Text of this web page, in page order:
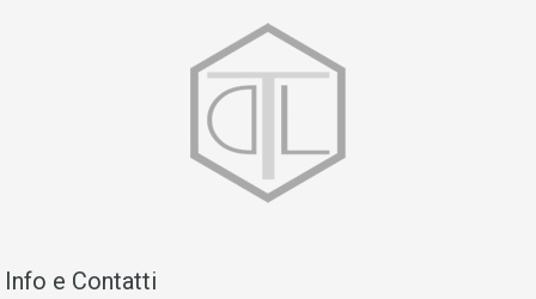
Info e Contatti